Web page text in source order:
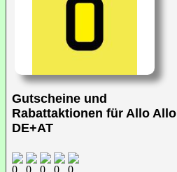
Gutscheine und
Rabattaktionen für Allo Allo
DE+AT